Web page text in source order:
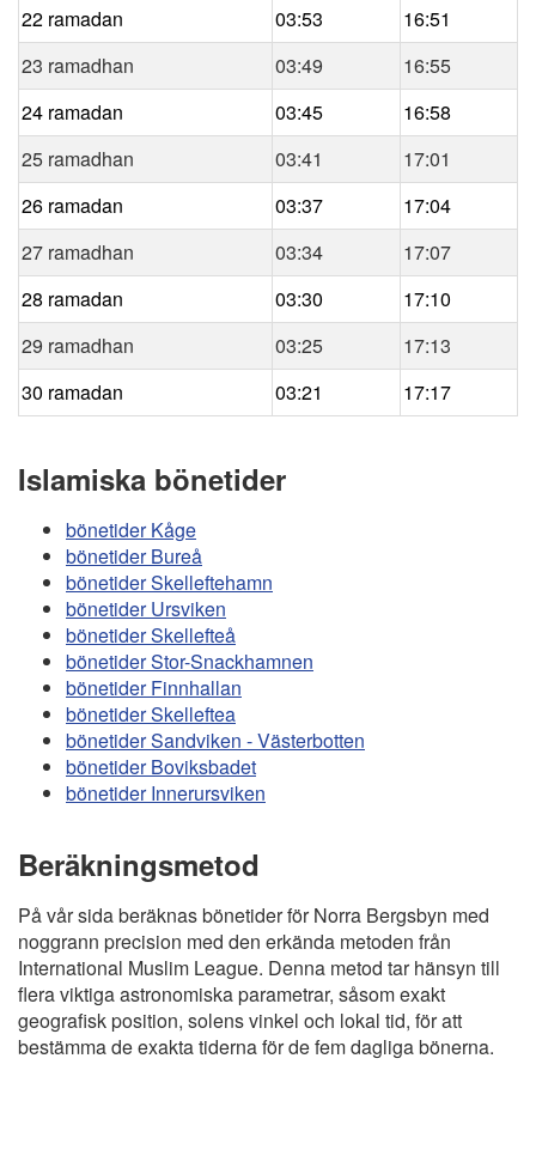
22 ramadan
03:53
16:51
23 ramadhan
03:49
16:55
24 ramadan
03:45
16:58
25 ramadhan
03:41
17:01
26 ramadan
03:37
17:04
27 ramadhan
03:34
17:07
28 ramadan
03:30
17:10
29 ramadhan
03:25
17:13
30 ramadan
03:21 17:17
Islamiska bönetider
bönetider Kåge
bönetider Bureå
bönetider Skelleftehamn
bönetider Ursviken
bönetider Skellefteå
bönetider Stor-Snackhamnen
bönetider Finnhallan
bönetider Skelleftea
bönetider Sandviken - Västerbotten
bönetider Boviksbadet
bönetider Innerursviken
Beräkningsmetod
På vår sida beräknas bönetider för Norra Bergsbyn med
noggrann precision med den erkända metoden från
International Muslim League. Denna metod tar hänsyn till
flera viktiga astronomiska parametrar, såsom exakt
geografisk position, solens vinkel och lokal tid, för att
bestämma de exakta tiderna för de fem dagliga bönerna.